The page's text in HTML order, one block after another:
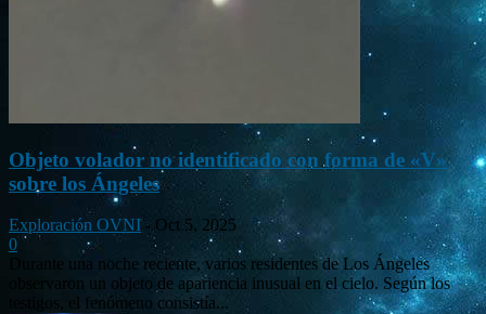
Objeto volador no identificado con forma de «V»
sobre los Ángeles
Exploración OVNI - Oct 5, 2025
0
Durante una noche reciente, varios residentes de Los Ángeles
observaron un objeto de apariencia inusual en el cielo. Según los
testigos, el fenómeno consistía...